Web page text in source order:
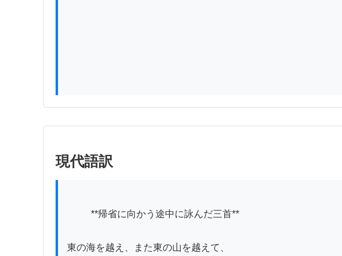
現代語訳
東の海を越え、また東の山を越えて、